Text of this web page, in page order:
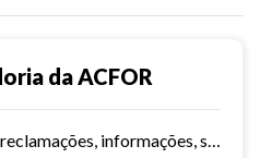
da ACFOR